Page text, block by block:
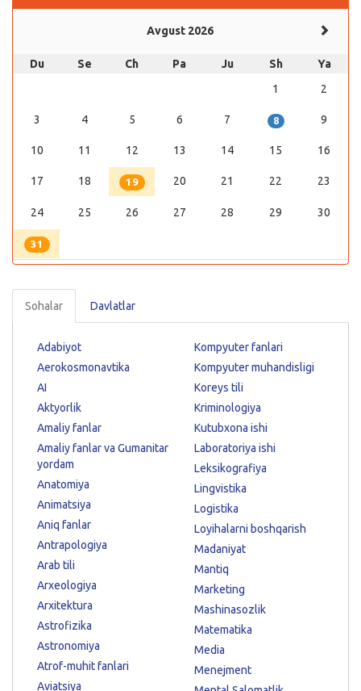
Avgust 2026
Du Se Ch Pa Ju Sh
Ya
1
2
3 4 5 6 7 8 9
10 11 12 13 14 15 16
17 18 19 20 21 22 23
24 25 26 27 28 29 30
31
Sohalar Davlatlar
Adabiyot
Aerokosmonavtika
AI
Aktyorlik
Amaliy fanlar
Amaliy fanlar va Gumanitar
yordam
Anatomiya
Animatsiya
Aniq fanlar
Antrapologiya
Arab tili
Arxeologiya
Arxitektura
Astrofizika
Astronomiya
Atrof-muhit fanlari
Aviatsiya
Kompyuter fanlari
Kompyuter muhandisligi
Koreys tili
Kriminologiya
Kutubxona ishi
Laboratoriya ishi
Leksikografiya
Lingvistika
Logistika
Loyihalarni boshqarish
Madaniyat
Mantiq
Marketing
Mashinasozlik
Matematika
Media
Menejment